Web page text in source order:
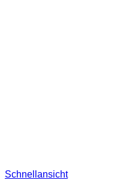
Schnellansicht